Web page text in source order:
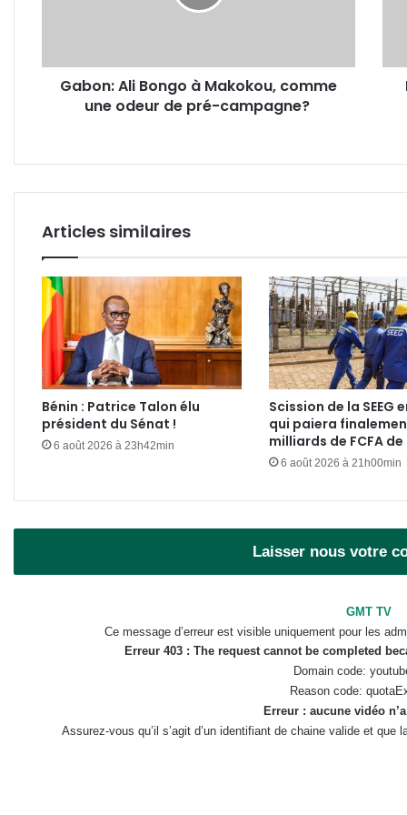
de
campagne?
Gabon: Ali Bongo à Makokou, comme
une odeur de pré-campagne?
ami
Articles similaires
Bénin : Patrice Talon élu
président du Sénat !
6 août 2026 à 23h42min
Scission de la SEEG
qui paiera
milliards de FCFA
6 août 2026 à 21h00min
Laisser nous votre
GMT TV
Ce message d’erreur est visible uniquement pour les
Erreur 403 : The request cannot be completed
Domain code:
Reason code:
Erreur : aucune vidéo
Assurez-vous qu’il s’agit d’un identifiant de chaine valide et